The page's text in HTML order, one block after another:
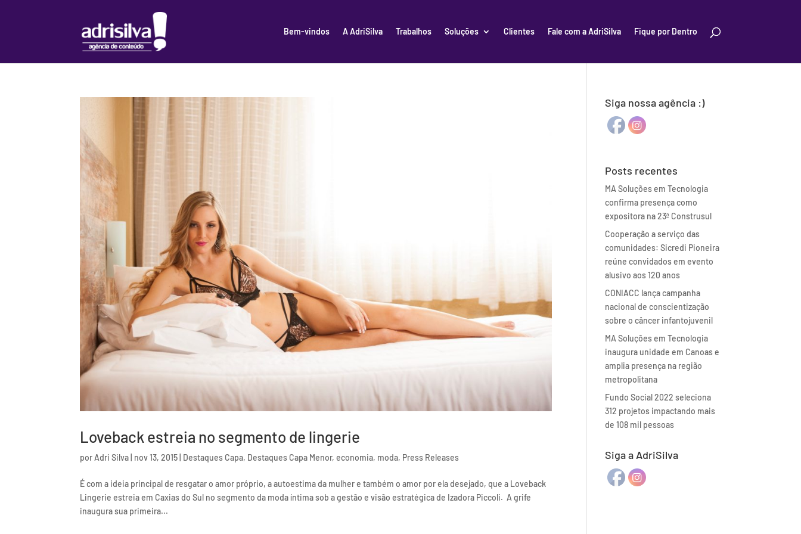
Bem-vindos A AdriSilva Trabalhos Soluções Clientes Fale com a AdriSilva Fique por Dentro
Loveback estreia no segmento de lingerie
porAdri Silva nov 13, 2015 Destaques Capa, Destaques Capa Menor,economia, moda, Press Releases
É com a ideia principal de resgatar o amor próprio, a autoestima da mulher e também o amor por ela desejado, que a Loveback
Lingerie estreia em Caxias do Sul no segmento da moda íntima sob a gestão e visão estratégica de Izadora Piccoli. A grife
inaugura sua primeira...
Siga nossa agência :)
Posts recentes
MA Soluções em Tecnologia
confirma presença como
expositora na 23ª Construsul
Cooperação a serviço das
comunidades: Sicredi Pioneira
reúne convidados em evento
alusivo aos 120 anos
CONIACC lança campanha
nacional de conscientização
sobre o câncer infantojuvenil
MA Soluções em Tecnologia
inaugura unidade em Canoas e
amplia presença na região
metropolitana
Fundo Social 2022 seleciona
312 projetos impactando mais
de 108 mil pessoas
Siga a AdriSilva